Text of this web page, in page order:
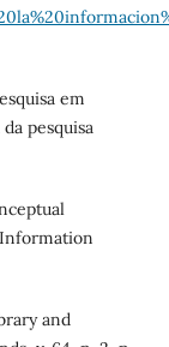
em
pesquisa
and